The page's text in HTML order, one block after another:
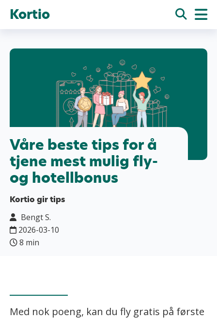
Kortio
Våre beste tips for å
tjene mest mulig fly-
og hotellbonus
Kortio gir tips
Bengt S.
2026-03-10
8 min
Med nok poeng, kan du fly gratis på første